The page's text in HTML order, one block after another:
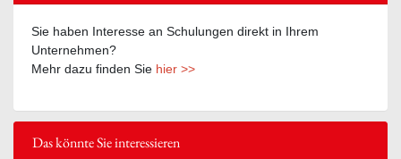
Sie haben Interesse an Schulungen direkt in Ihrem
Unternehmen?
Mehr dazu finden Sie hier >>
Das könnte Sie interessieren